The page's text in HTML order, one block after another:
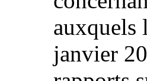
auxquels
janvier